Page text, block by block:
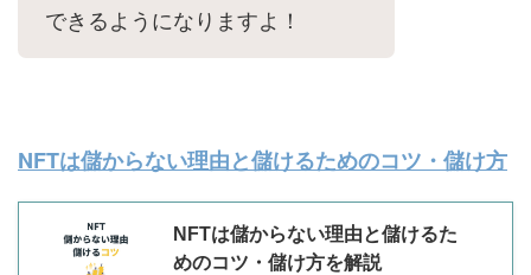
できるようになりますよ！
NFTは儲からない理由と儲けるためのコツ・儲け方
NFTは儲からない理由と儲けるた
めのコツ・儲け方を解説